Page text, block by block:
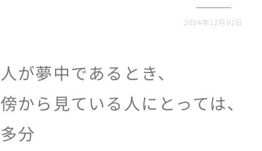
2024年12月02日
人が夢中であるとき、
傍から見ている人にとっては、
多分